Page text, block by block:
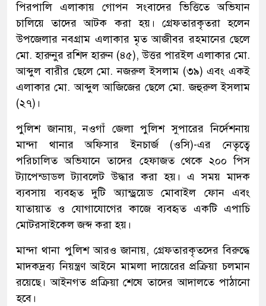
পিরপালি এলাকায় গোপন সংবাদের ভিত্তিতে অভিযান
চালিয়ে তাদের আটক করা হয়। গ্রেফতারকৃতরা হলেন
উপজেলার নবগ্রাম এলাকার মৃত আজীবর রহমানের ছেলে
মো. হারুনুর রশিদ হারুন (৪৫), উত্তর পারইল এলাকার মো.
আব্দুল বারীর ছেলে মো. নজরুল ইসলাম (৩৯) এবং একই
এলাকার মো. আব্দুল আজিজের ছেলে মো. জহুরুল ইসলাম
(২৭)।
পুলিশ জানায়, নওগাঁ জেলা পুলিশ সুপারের নির্দেশনায়
মান্দা থানার অফিসার ইনচার্জ (ওসি)-এর নেতৃত্বে
পরিচালিত অভিযানে তাদের হেফাজত থেকে ২০০ পিস
ট্যাপেন্ডাডল ট্যাবলেট উদ্ধার করা হয়। এ সময় মাদক
ব্যবসায় ব্যবহৃত দুটি অ্যান্ড্রয়েড মোবাইল ফোন এবং
যাতায়াত ও যোগাযোগের কাজে ব্যবহৃত একটি এপাচি
মোটরসাইকেল জব্দ করা হয়।
মান্দা থানা পুলিশ আরও জানায়, গ্রেফতারকৃতদের বিরুদ্ধে
মাদকদ্রব্য নিয়ন্ত্রণ আইনে মামলা দায়েরের প্রক্রিয়া চলমান
রয়েছে। আইনগত প্রক্রিয়া শেষে তাদের আদালতে পাঠানো
হবে।